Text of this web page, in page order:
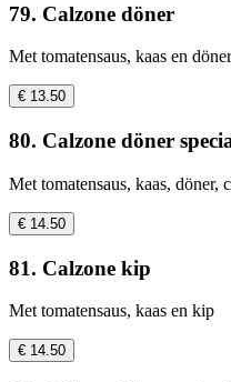
79. Calzone döner
Met tomatensaus, kaas en döner
€ 13.50
80. Calzone döner
Met tomatensaus, kaas, döner,
€ 14.50
81. Calzone kip
Met tomatensaus, kaas en kip
€ 14.50